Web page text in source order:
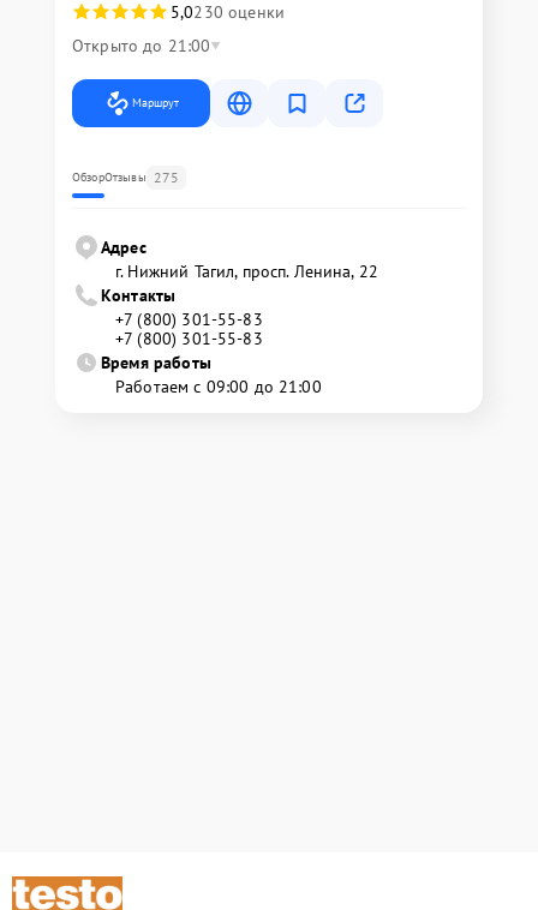
5,0230 оценки
Открыто до 21:00
Маршрут
ОбзорОтзывы 275
Адрес
г. Нижний Тагил, просп. Ленина, 22
Контакты
+7 (800) 301-55-83
+7 (800) 301-55-83
Время работы
Работаем с 09:00 до 21:00